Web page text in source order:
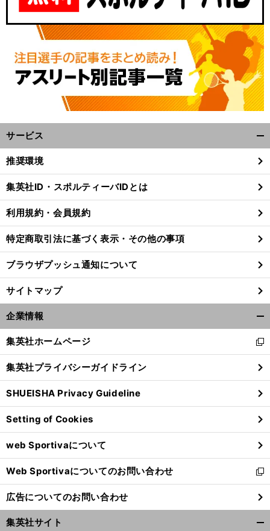
」
前
サービス
閉
る
推奨環境
集英社ID・スポルティーバIDとは
利用規約・会員規約
特定商取引法に基づく表示・その他の事項
ブラウザプッシュ通知について
サイトマップ
企業情報
閉
る
集英社ホームページ
新
し
い
ウ
ィ
ン
ド
ウ
で
開
く
集英社プライバシーガイドライン
SHUEISHA Privacy Guideline
Setting of Cookies
web Sportivaについて
Web Sportivaについてのお問い合わせ
新
し
い
ウ
ィ
広告についてのお問い合わせ
集英社サイト